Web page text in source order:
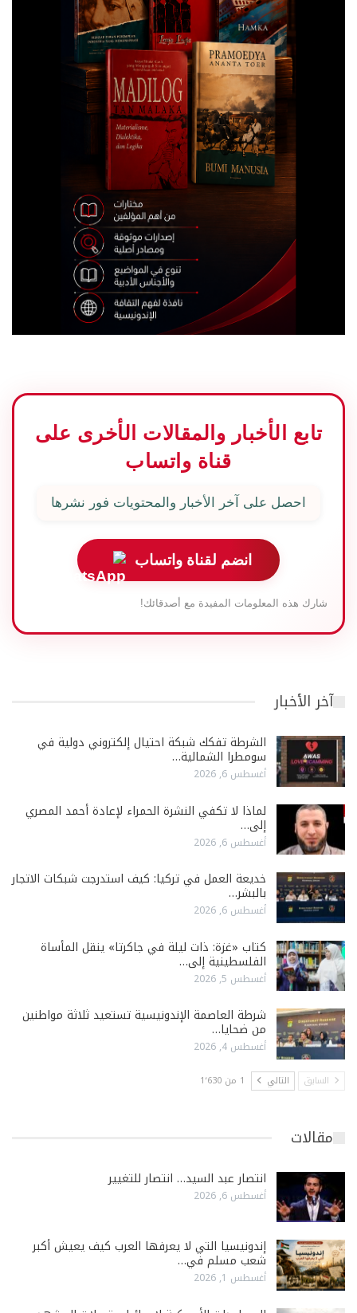
تابع الأخبار والمقالات الأخرى على
قناة واتساب
احصل على آخر الأخبار والمحتويات فور نشرها
انضم لقناة واتساب
شارك هذه المعلومات المفيدة مع أصدقائك!
آخر الأخبار
الشرطة تفكك شبكة احتيال إلكتروني دولية في
سومطرا الشمالية…
أغسطس 6, 2026
لماذا لا تكفي النشرة الحمراء لإعادة أحمد المصري
إلى…
أغسطس 6, 2026
خديعة العمل في تركيا: كيف استدرجت شبكات الاتجار
بالبشر…
أغسطس 6, 2026
كتاب «غزة: ذات ليلة في جاكرتا» ينقل المأساة
الفلسطينية إلى…
أغسطس 5, 2026
شرطة العاصمة الإندونيسية تستعيد ثلاثة مواطنين
من ضحايا…
أغسطس 4, 2026
السابق التالي 1 من 1٬630
مقالات
انتصار عبد السيد… انتصار للتغيير
أغسطس 6, 2026
إندونيسيا التي لا يعرفها العرب كيف يعيش أكبر
شعب مسلم في…
أغسطس 1, 2026